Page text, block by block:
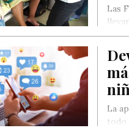
Las
La
todo